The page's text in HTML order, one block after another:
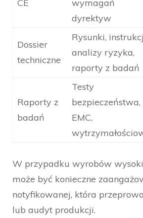
CE
wymagań
dyrektyw
Dossier
techniczne
Rysunki,
analizy ryzyka,
raporty z badań
Raporty z
badań
Testy
bezpieczeństwa,
EMC,
W przypadku wyrobów
może być konieczne
notyfikowanej, która
lub audyt produkcji.